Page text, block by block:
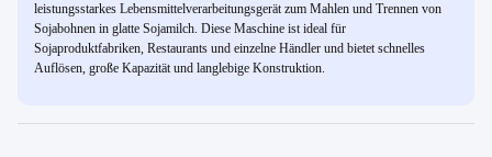
leistungsstarkes Lebensmittelverarbeitungsgerät zum Mahlen und Trennen von
Sojabohnen in glatte Sojamilch. Diese Maschine ist ideal für
Sojaproduktfabriken, Restaurants und einzelne Händler und bietet schnelles
Auflösen, große Kapazität und langlebige Konstruktion.